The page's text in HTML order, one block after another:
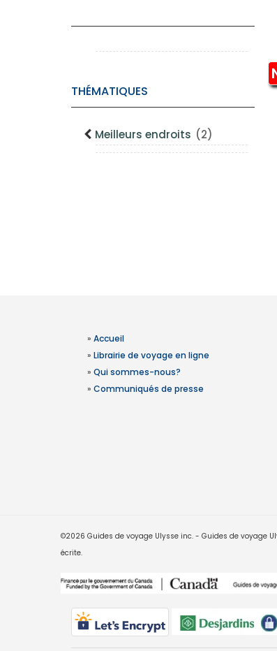
THÉMATIQUES
Meilleurs endroits (2)
» Accueil
» Librairie de voyage en ligne
» Qui sommes-nous?
» Communiqués de presse
©2026 Guides de voyage Ulysse inc. - Guides de voyage
écrite.